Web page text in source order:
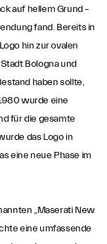
auf hellem Grund –
fand. Bereits in
hin zur ovalen
Bologna und
haben sollte,
wurde eine
für die gesamte
das Logo in
eine neue Phase im
„Maserati New
eine umfassende